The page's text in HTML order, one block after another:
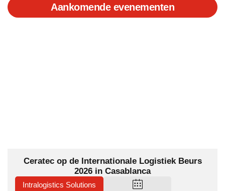
Aankomende evenementen
Ceratec op de Internationale Logistiek Beurs
2026 in Casablanca
Intralogistics Solutions